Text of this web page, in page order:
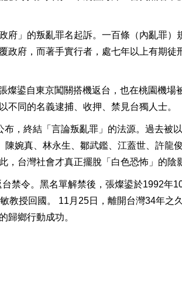
府」的叛亂罪名起訴。一百條（內亂罪）
政府，而著手實行者，處七年以上有期徒
燦鍙自東京闖關搭機返台，也在桃園機場
不同的名義逮捕、收押、禁見台獨人士。
，終結「言論叛亂罪」的法源。過去被
婉真、林永生、鄒武鑑、江蓋世、許龍
台灣社會才真正擺脫「白色恐怖」的陰
禁令。黑名單解禁後，張燦鍙於1992年
教授回國。 11月25日，離開台灣34年之
歸鄉行動成功。